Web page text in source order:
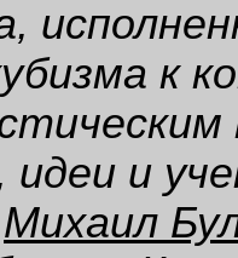
к
и
Михаил